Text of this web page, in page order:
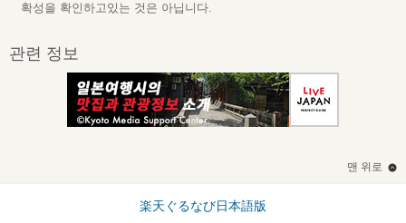
확성을 확인하고있는 것은 아닙니다.
관련 정보
맨 위로
楽天ぐるなび日本語版